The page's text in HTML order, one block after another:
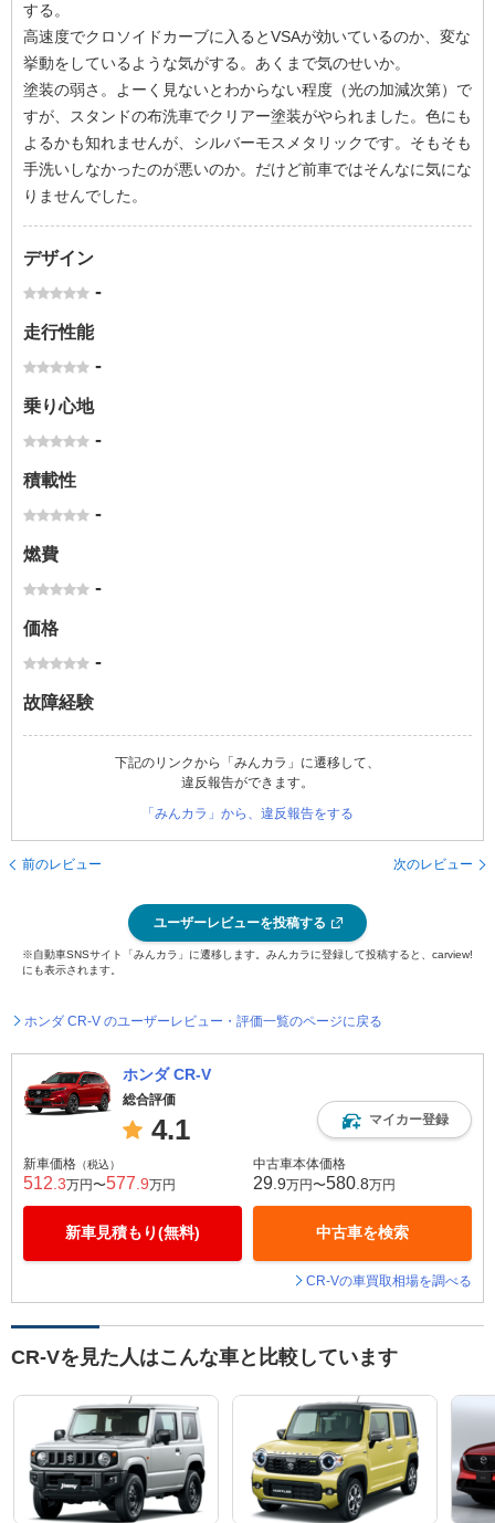
する。
高速度でクロソイドカーブに入るとVSAが効いているのか、変な
挙動をしているような気がする。あくまで気のせいか。
塗装の弱さ。よーく見ないとわからない程度（光の加減次第）で
すが、スタンドの布洗車でクリアー塗装がやられました。色にも
よるかも知れませんが、シルバーモスメタリックです。そもそも
手洗いしなかったのが悪いのか。だけど前車ではそんなに気にな
りませんでした。
デザイン
-
走行性能
-
乗り心地
-
積載性
-
燃費
-
価格
-
故障経験
下記のリンクから「みんカラ」に遷移して、
違反報告ができます。
「みんカラ」から、違反報告をする
前のレビュー 次のレビュー
ユーザーレビューを投稿する
※自動車SNSサイト「みんカラ」に遷移します。みんカラに登録して投稿すると、carview!
にも表示されます。
ホンダ CR-V のユーザーレビュー・評価一覧のページに戻る
ホンダ CR-V
総合評価
4.1 マイカー登録
新車価格 （税込）
512 .3万円〜577 .9万円
新車見積もり(無料)
中古車本体価格
29 .9万円〜580 .8万円
中古車を検索
CR-Vの車買取相場を調べる
CR-Vを見た人はこんな車と比較しています